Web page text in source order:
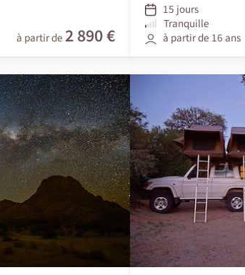
à partir de 2 890 €
15 jours
Tranquille
à partir de 16 ans